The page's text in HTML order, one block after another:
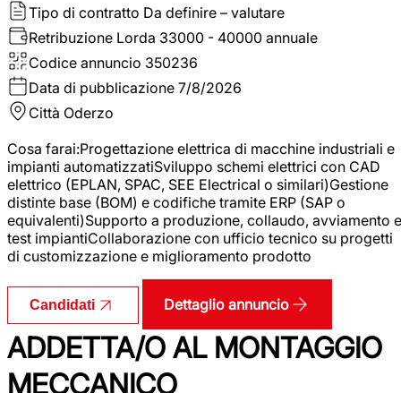
Tipo di contratto Da definire – valutare
Retribuzione Lorda 33000 - 40000 annuale
Codice annuncio 350236
Data di pubblicazione 7/8/2026
Città Oderzo
Cosa farai:Progettazione elettrica di macchine industriali e
impianti automatizzatiSviluppo schemi elettrici con CAD
elettrico (EPLAN, SPAC, SEE Electrical o similari)Gestione
distinte base (BOM) e codifiche tramite ERP (SAP o
equivalenti)Supporto a produzione, collaudo, avviamento e
test impiantiCollaborazione con ufficio tecnico su progetti
di customizzazione e miglioramento prodotto
Candidati Dettaglio annuncio
ADDETTA/O AL MONTAGGIO
MECCANICO